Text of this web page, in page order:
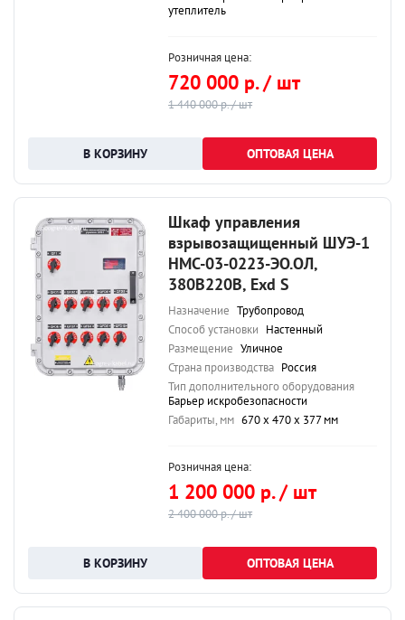
утеплитель
Розничная цена:
720 000 р. / шт
1 440 000 р. / шт
ОПТОВАЯ ЦЕНА
Шкаф управления
взрывозащищенный ШУЭ-1
НМС-03-0223-ЭО.ОЛ,
380В220В, Exd S
Назначение Трубопровод
Способ установки Настенный
Размещение Уличное
Страна производства Россия
Тип дополнительного оборудования
Барьер искробезопасности
Габариты, мм 670 х 470 х 377 мм
Розничная цена:
1 200 000 р. / шт
2 400 000 р. / шт
ОПТОВАЯ ЦЕНА